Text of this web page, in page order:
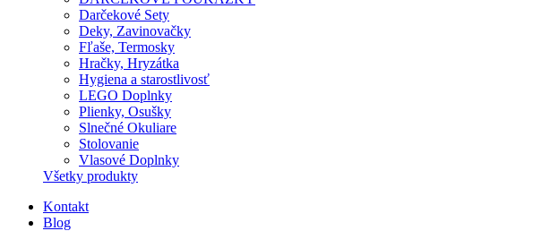
Darčekové Sety
Deky, Zavinovačky
Fľaše, Termosky
Hračky, Hryzátka
Hygiena a starostlivosť
LEGO Doplnky
Plienky, Osušky
Slnečné Okuliare
Stolovanie
Vlasové Doplnky
Všetky produkty
Kontakt
Blog